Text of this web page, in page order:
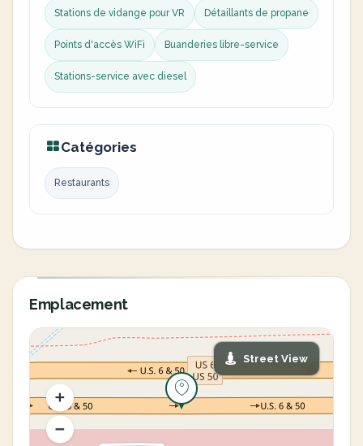
Stations de vidange pour VR Détaillants de propane
Points d'accès WiFi Buanderies libre-service
Stations-service avec diesel
Catégories
Restaurants
Emplacement
Street View